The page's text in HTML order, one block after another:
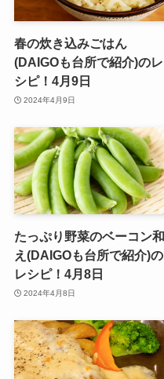
春の炊き込みごはん
(DAIGOも台所で紹介)のレ
シピ！4月9日
2024年4月9日
たっぷり野菜のベーコン和
え(DAIGOも台所で紹介)の
レシピ！4月8日
2024年4月8日